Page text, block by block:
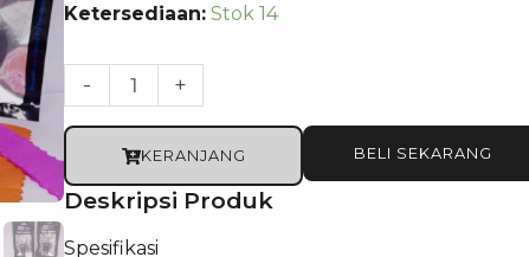
Ketersediaan: Stok 14
-
Kuantitas
Charger
1000mAh
+
KERANJANG BELI SEKARANG
Deskripsi Produk
Spesifikasi